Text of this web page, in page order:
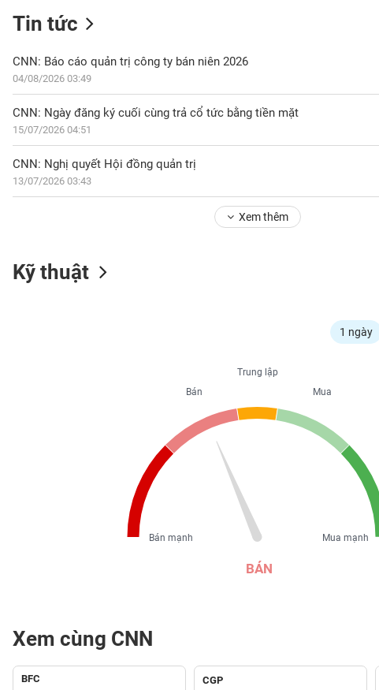
Tin tức
CNN: Báo cáo quản trị công ty bán niên 2026
04/08/2026 03:49
CNN: Ngày đăng ký cuối cùng trả cổ tức bằng tiền mặt
15/07/2026 04:51
CNN: Nghị quyết Hội đồng quản trị
13/07/2026 03:43
Xem thêm
Kỹ thuật
1 ngày
BÁN
Trung lập
Mua
Mua mạnh
Bán
Bán mạnh
Xem cùng CNN
BFC
CGP
DOANH
NGHIỆP
CỔ
PHIẾU
SINH
(-)